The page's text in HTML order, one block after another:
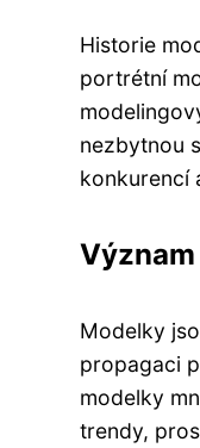
Historie
portrétní
nezbytnou
konkurencí
Modelky
propagaci
modelky
trendy,